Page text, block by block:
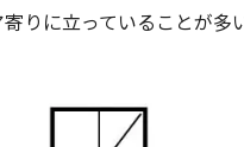
りに立っていることが多